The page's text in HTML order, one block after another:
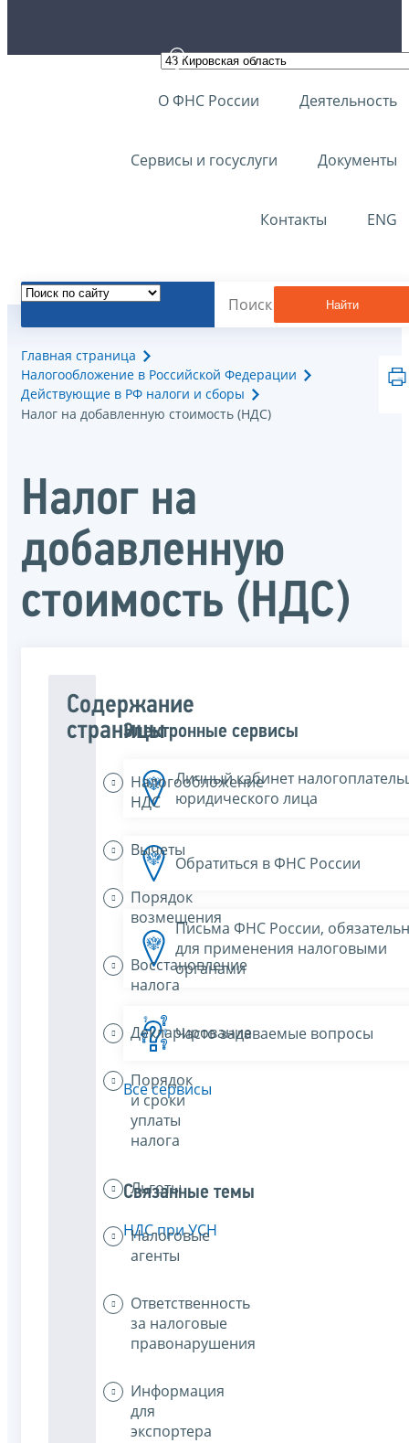
О ФНС России Деятельность
Сервисы и госуслуги Документы
Контакты ENG
Найти
Главная страница
Налогообложение в Российской Федерации
Действующие в РФ налоги и сборы
Налог на добавленную стоимость (НДС)
Налог на
добавленную
стоимость (НДС)
Содержание
страницы
Налогообложение
НДС
Вычеты
Порядок
возмещения
Восстановление
налога
Декларирование
Порядок
и сроки
уплаты
налога
Льготы
Налоговые
агенты
Ответственность
за налоговые
правонарушения
Информация
для
экспортера
Электронные сервисы
Личный кабинет
юридического лица
Обратиться в ФНС России
Письма ФНС России,
для применения налоговыми
органами
Часто задаваемые вопросы
Все сервисы
Связанные темы
НДС при УСН